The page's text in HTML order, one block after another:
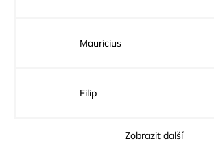
Mauricius
Filip
Zobrazit další